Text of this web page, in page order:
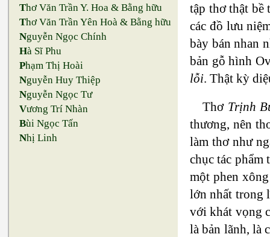
Thơ Văn Trần Y. Hoa & Bằng hữu
Thơ Văn Trần Yên Hoà & Bằng hữu
Nguyễn Ngọc Chính
Hà Sĩ Phu
Phạm Thị Hoài
Nguyễn Huy Thiệp
Nguyễn Ngọc Tư
Vương Trí Nhàn
Bùi Ngọc Tấn
Nhị Linh
tập thơ thật bề
các đồ lưu
bày bán nhan
bản gỗ hình
lỗi. Thật kỳ
Thơ Trịnh
thương, nên
làm thơ như
chục tác
một phen
lớn nhất trong
với khát vọng
là bản lãnh, là